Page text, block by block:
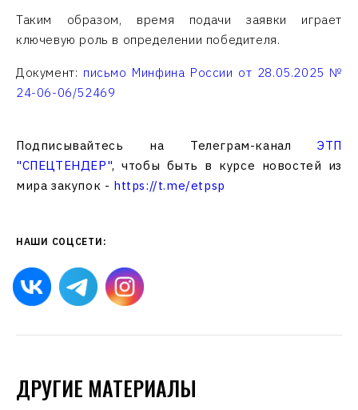
Таким образом, время подачи заявки играет
ключевую роль в определении победителя.
Документ: письмо Минфина России от 28.05.2025 №
24-06-06/52469
Подписывайтесь на Телеграм-каналЭТП
"СПЕЦТЕНДЕР", чтобы быть в курсе новостей из
мира закупок - https://t.me/etpsp
НАШИ СОЦСЕТИ:
ДРУГИЕ МАТЕРИАЛЫ